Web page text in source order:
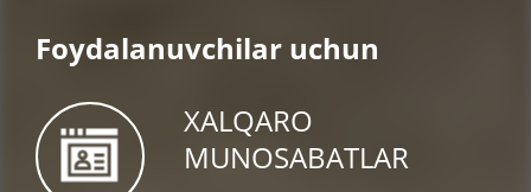
Foydalanuvchilar uchun
XALQARO
MUNOSABATLAR